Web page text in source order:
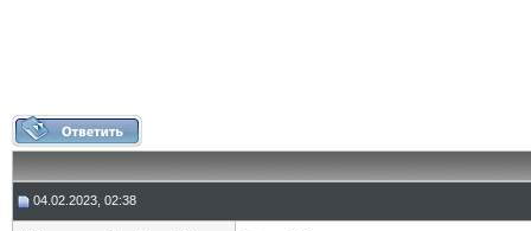
04.02.2023, 02:38